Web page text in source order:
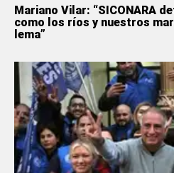
Mariano Vilar: “SICONARA
como los ríos y nuestros
lema”